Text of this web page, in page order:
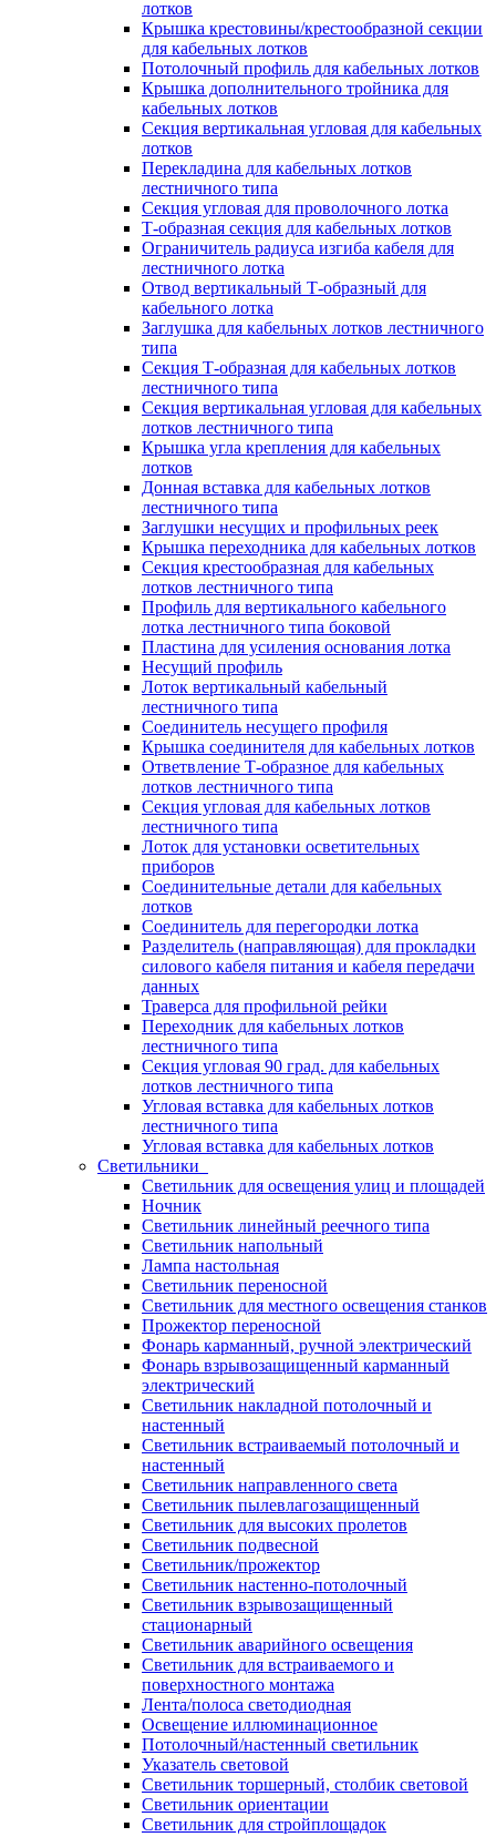
лотков
Крышка крестовины/крестообразной секции
для кабельных лотков
Потолочный профиль для кабельных лотков
Крышка дополнительного тройника для
кабельных лотков
Секция вертикальная угловая для кабельных
лотков
Перекладина для кабельных лотков
лестничного типа
Секция угловая для проволочного лотка
Т-образная секция для кабельных лотков
Ограничитель радиуса изгиба кабеля для
лестничного лотка
Отвод вертикальный Т-образный для
кабельного лотка
Заглушка для кабельных лотков лестничного
типа
Секция Т-образная для кабельных лотков
лестничного типа
Секция вертикальная угловая для кабельных
лотков лестничного типа
Крышка угла крепления для кабельных
лотков
Донная вставка для кабельных лотков
лестничного типа
Заглушки несущих и профильных реек
Крышка переходника для кабельных лотков
Секция крестообразная для кабельных
лотков лестничного типа
Профиль для вертикального кабельного
лотка лестничного типа боковой
Пластина для усиления основания лотка
Несущий профиль
Лоток вертикальный кабельный
лестничного типа
Соединитель несущего профиля
Крышка соединителя для кабельных лотков
Ответвление Т-образное для кабельных
лотков лестничного типа
Секция угловая для кабельных лотков
лестничного типа
Лоток для установки осветительных
приборов
Соединительные детали для кабельных
лотков
Соединитель для перегородки лотка
Разделитель (направляющая) для прокладки
силового кабеля питания и кабеля передачи
данных
Траверса для профильной рейки
Переходник для кабельных лотков
лестничного типа
Секция угловая 90 град. для кабельных
лотков лестничного типа
Угловая вставка для кабельных лотков
лестничного типа
Угловая вставка для кабельных лотков
Светильники
Светильник для освещения улиц и площадей
Ночник
Светильник линейный реечного типа
Светильник напольный
Лампа настольная
Светильник переносной
Светильник для местного освещения станков
Прожектор переносной
Фонарь карманный, ручной электрический
Фонарь взрывозащищенный карманный
электрический
Светильник накладной потолочный и
настенный
Светильник встраиваемый потолочный и
настенный
Светильник направленного света
Светильник пылевлагозащищенный
Светильник для высоких пролетов
Светильник подвесной
Светильник/прожектор
Светильник настенно-потолочный
Светильник взрывозащищенный
стационарный
Светильник аварийного освещения
Светильник для встраиваемого и
поверхностного монтажа
Лента/полоса светодиодная
Освещение иллюминационное
Потолочный/настенный светильник
Указатель световой
Светильник торшерный, столбик световой
Светильник ориентации
Светильник для стройплощадок